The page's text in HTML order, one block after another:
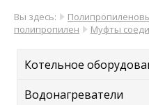
Вы здесь:
полипропилен
Муфты
Котельное
Водонагреватели